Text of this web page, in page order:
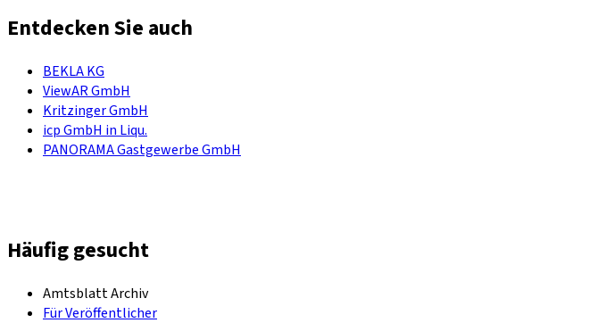
Entdecken Sie auch
BEKLA KG
ViewAR GmbH
Kritzinger GmbH
icp GmbH in Liqu.
PANORAMA Gastgewerbe GmbH
Häufig gesucht
Amtsblatt Archiv
Für Veröffentlicher